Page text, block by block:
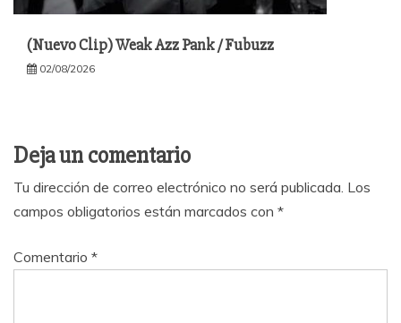
(Nuevo Clip) Weak Azz Pank / Fubuzz
02/08/2026
Deja un comentario
Tu dirección de correo electrónico no será publicada. Los
campos obligatorios están marcados con *
Comentario *